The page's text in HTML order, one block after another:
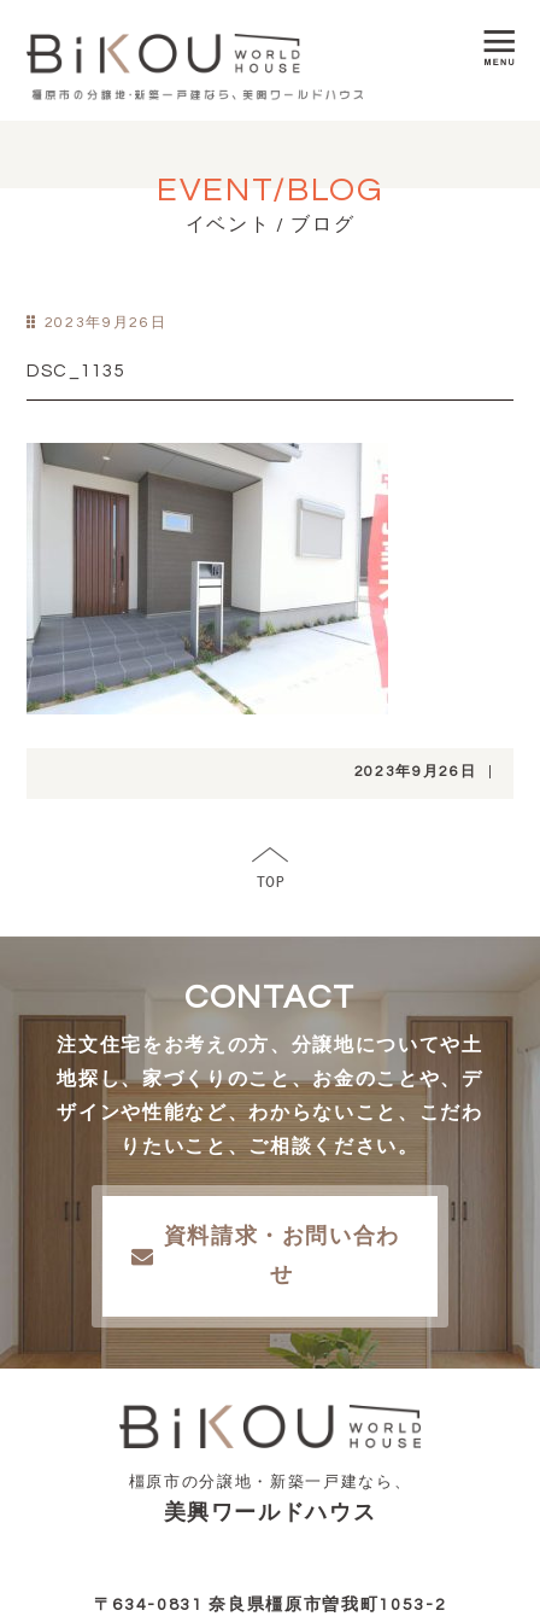
EVENT/BLOG
イベント / ブログ
2023年9月26日
DSC_1135
2023年9月26日
CONTACT
注文住宅をお考えの方、分譲地についてや土
地探し、家づくりのこと、お金のことや、デ
ザインや性能など、わからないこと、こだわ
りたいこと、ご相談ください。
資料請求・お問い合わ
せ
橿原市の分譲地・新築一戸建なら、
美興ワールドハウス
〒634-0831 奈良県橿原市曽我町1053-2